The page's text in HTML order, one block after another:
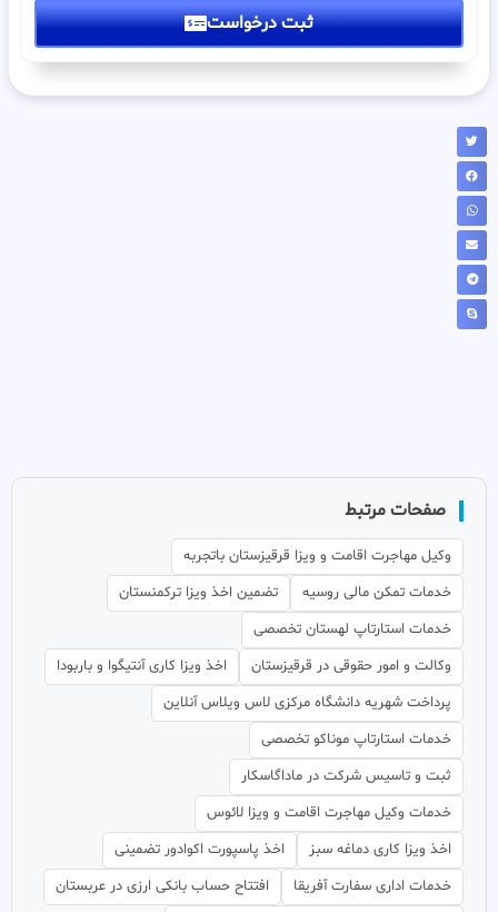
ثبت درخواست
صفحات مرتبط
وکیل مهاجرت اقامت و ویزا قرقیزستان باتجربه
خدمات تمکن مالی روسیه
تضمین اخذ ویزا ترکمنستان
خدمات استارتاپ لهستان تخصصی
وکالت و امور حقوقی در قرقیزستان
اخذ ویزا کاری آنتیگوا و باربودا
پرداخت شهریه دانشگاه مرکزی لاس ویلاس آنلاین
خدمات استارتاپ موناکو تخصصی
ثبت و تاسیس شرکت در ماداگاسکار
خدمات وکیل مهاجرت اقامت و ویزا لائوس
اخذ ویزا کاری دماغه سبز
اخذ پاسپورت اکوادور تضمینی
خدمات اداری سفارت آفریقا
افتتاح حساب بانکی ارزی در عربستان